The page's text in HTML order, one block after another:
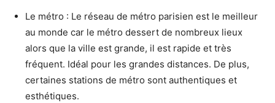
Le métro : Le réseau de métro parisien est le meilleur
au monde car le métro dessert de nombreux lieux
alors que la ville est grande, il est rapide et très
fréquent. Idéal pour les grandes distances. De plus,
certaines stations de métro sont authentiques et
esthétiques.